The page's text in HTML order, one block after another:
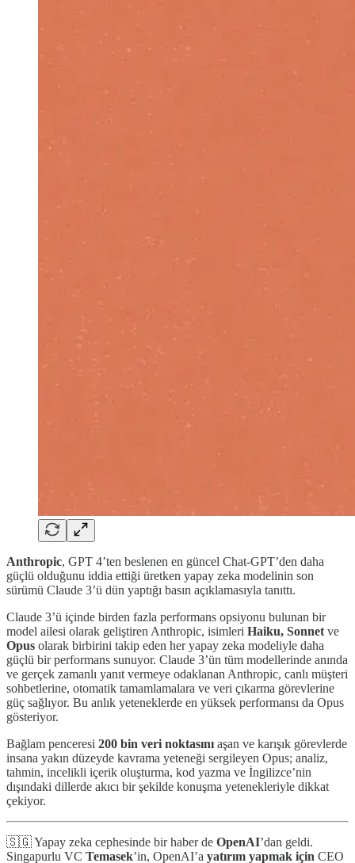
Anthropic, GPT 4’ten beslenen en güncel Chat-GPT’den daha
güçlü olduğunu iddia ettiği üretken yapay zeka modelinin son
sürümü Claude 3’ü dün yaptığı basın açıklamasıyla tanıttı.
Claude 3’ü içinde birden fazla performans opsiyonu bulunan bir
model ailesi olarak geliştiren Anthropic, isimleri Haiku, Sonnet ve
Opus olarak birbirini takip eden her yapay zeka modeliyle daha
güçlü bir performans sunuyor. Claude 3’ün tüm modellerinde anında
ve gerçek zamanlı yanıt vermeye odaklanan Anthropic, canlı müşteri
sohbetlerine, otomatik tamamlamalara ve veri çıkarma görevlerine
güç sağlıyor. Bu anlık yeteneklerde en yüksek performansı da Opus
gösteriyor.
Bağlam penceresi 200 bin veri noktasını aşan ve karışık görevlerde
insana yakın düzeyde kavrama yeteneği sergileyen Opus; analiz,
tahmin, incelikli içerik oluşturma, kod yazma ve İngilizce’nin
dışındaki dillerde akıcı bir şekilde konuşma yetenekleriyle dikkat
çekiyor.
🇸🇬 Yapay zeka cephesinde bir haber de OpenAI’dan geldi.
Singapurlu VC Temasek’in, OpenAI’a yatırım yapmak için CEO